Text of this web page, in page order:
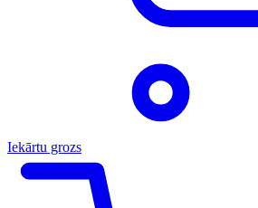
Iekārtu grozs